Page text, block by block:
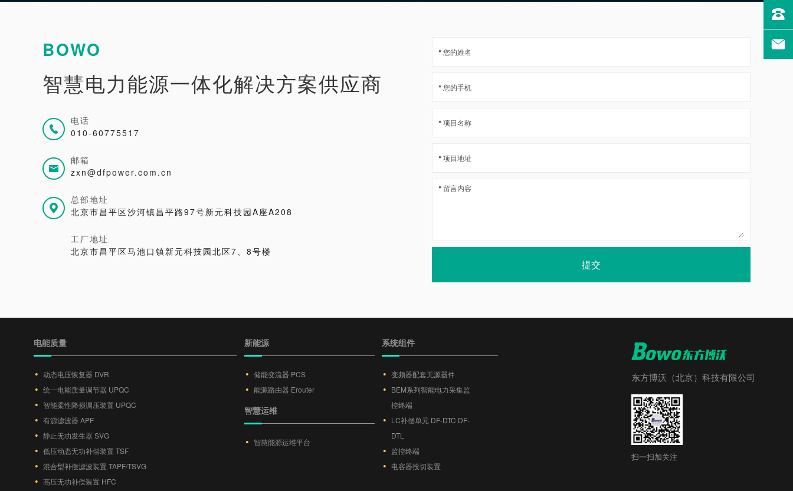
BOWO
智慧电力能源一体化解决方案供应商
电话
010-60775517
邮箱
zxn@dfpower.com.cn
总部地址
北京市昌平区沙河镇昌平路97号新元科技园A座A208
工厂地址
北京市昌平区马池口镇新元科技园北区7、8号楼
提交
电能质量
动态电压恢复器 DVR
统一电能质量调节器 UPQC
智能柔性降损调压装置 UPQC
有源滤波器 APF
静止无功发生器 SVG
低压动态无功补偿装置 TSF
混合型补偿滤波装置 TAPF/TSVG
高压无功补偿装置 HFC
新能源
储能变流器 PCS
能源路由器 Erouter
智慧运维
智慧能源运维平台
系统组件
变频器配套无源器件
BEM系列智能电力采集监
控终端
LC补偿单元 DF-DTC DF-
DTL
监控终端
电容器投切装置
东方博沃（北京）科技有限公司
扫一扫加关注